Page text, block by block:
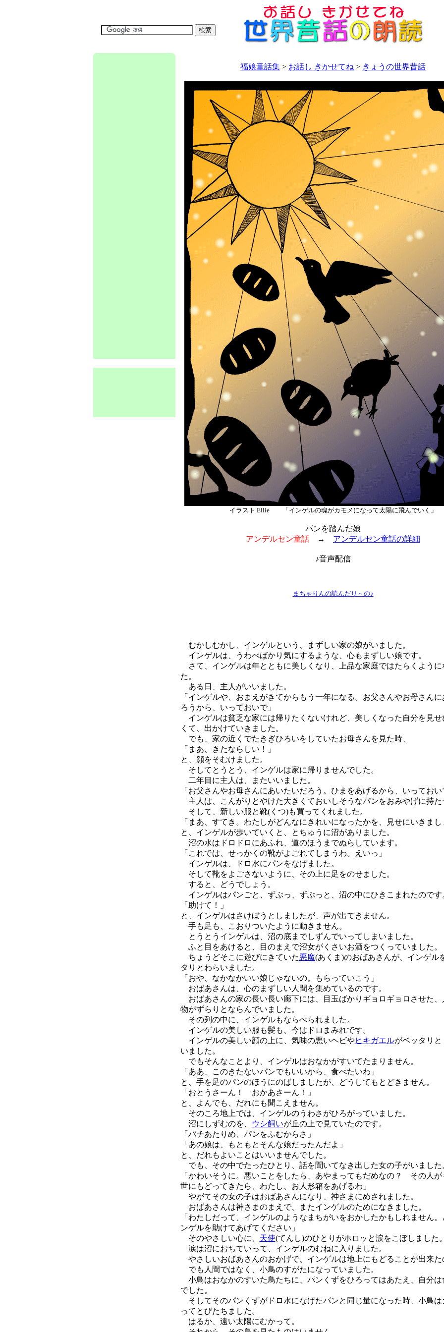
福娘童話集 > お話し きかせてね > きょうの世界昔話
イラスト Ellie 「インゲルの魂がカモメになって太陽に飛んでいく」
パンを踏んだ娘
アンデルセン童話 → アンデルセン童話の詳細
♪音声配信
まちゃりんの読んだり～の♪
むかしむかし、インゲルという、まずしい家の娘がいました。
インゲルは、うわべばかり気にするような、心もまずしい娘です。
さて、インゲルは年とともに美しくなり、上品な家庭ではたらくように
た。
ある日、主人がいいました。
「インゲルや、おまえがきてからもう一年になる。お父さんやお母さん
ろうから、いっておいで」
インゲルは貧乏な家には帰りたくないけれど、美しくなった自分を見せ
くて、出かけていきました。
でも、家の近くでたきぎひろいをしていたお母さんを見た時、
「まあ、きたならしい！」
と、顔をそむけました。
そしてとうとう、インゲルは家に帰りませんでした。
二年目に主人は、またいいました。
「お父さんやお母さんにあいたいだろう。ひまをあげるから、いっておい
主人は、こんがりとやけた大きくておいしそうなパンをおみやげに持た
そして、新しい服と靴(くつ)も買ってくれました。
「まあ、すてき。わたしがどんなにきれいになったかを、見せにいきまし
と、インゲルが歩いていくと、とちゅうに沼がありました。
沼の水はドロドロにあふれ、道のほうまでぬらしています。
「これでは、せっかくの靴がよごれてしまうわ。えいっ」
インゲルは、ドロ水にパンをなげました。
そして靴をよごさないように、その上に足をのせました。
すると、どうでしょう。
インゲルはパンごと、ずぶっ、ずぶっと、沼の中にひきこまれたのです
「助けて！」
と、インゲルはさけぼうとしましたが、声が出てきません。
手も足も、こおりついたように動きません。
とうとうインゲルは、沼の底までしずんでいってしまいました。
ふと目をあけると、目のまえで沼女がくさいお酒をつくっていました。
ちょうどそこに遊びにきていた悪魔(あくま)のおばあさんが、インゲル
タリとわらいました。
「おや、なかなかいい娘じゃないの。もらっていこう」
おばあさんは、心のまずしい人間を集めているのです。
おばあさんの家の長い長い廊下には、目玉ばかりギョロギョロさせた、
物がずらりとならんでいました。
その列の中に、インゲルもならべられました。
インゲルの美しい服も髪も、今はドロまみれです。
インゲルの美しい顔の上に、気味の悪いヘビやヒキガエルがベッタリと
いました。
でもそんなことより、インゲルはおなかがすいてたまりません。
「ああ、このきたないパンでもいいから、食べたいわ」
と、手を足のパンのほうにのばしましたが、どうしてもとどきません。
「おとうさーん！ おかあさーん！」
と、よんでも、だれにも聞こえません。
そのころ地上では、インゲルのうわさがひろがっていました。
沼にしずむのを、
ウシ飼いが丘の上で見ていたのです。
「バチあたりめ、パンをふむからさ」
「あの娘は、もともとそんな娘だったんだよ」
と、だれもよいことはいいませんでした。
でも、その中でたったひとり、話を聞いてなき出した女の子がいました
「かわいそうに。悪いことをしたら、あやまってもだめなの？ その人が
世にもどってきたら、わたし、お人形箱をあげるわ」
やがてその女の子はおばあさんになり、神さまにめされました。
おばあさんは神さまのまえで、またインゲルのためになきました。
「わたしだって、インゲルのようなまちがいをおかしたかもしれません
ンゲルを助けてあげてください」
そのやさしい心に、 天使(てんし)のひとりがホロッと涙をこぼしました
涙は沼におちていって、インゲルのむねに入りました。
やさしいおばあさんのおかげで、インゲルは地上にもどることが出来た
でも人間ではなく、小鳥のすがたになっていました。
小鳥はおなかのすいた鳥たちに、パンくずをひろってはあたえ、自分は
でした。
そしてそのパンくずがドロ水になげたパンと同じ量になった時、小鳥は
ってとびたちました。
はるか、遠い太陽にむかって。